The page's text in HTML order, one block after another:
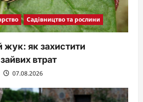
Садівництво та рослини
як захистити
втрат
07.08.2026